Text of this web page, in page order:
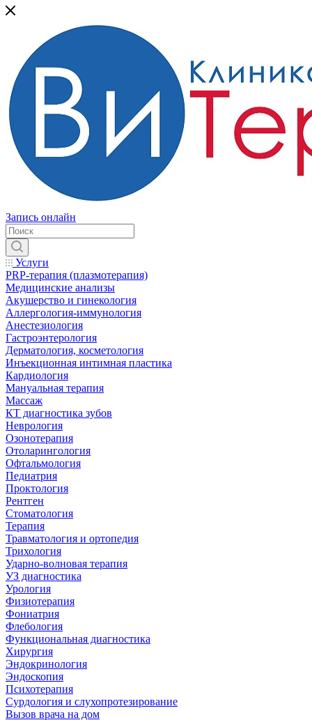
Запись онлайн
Услуги
PRP-терапия (плазмотерапия)
Медицинские анализы
Акушерство и гинекология
Аллергология-иммунология
Анестезиология
Гастроэнтерология
Дерматология, косметология
Инъекционная интимная пластика
Кардиология
Мануальная терапия
Массаж
КТ диагностика зубов
Неврология
Озонотерапия
Отоларингология
Офтальмология
Педиатрия
Проктология
Рентген
Стоматология
Терапия
Травматология и ортопедия
Трихология
Ударно-волновая терапия
УЗ диагностика
Урология
Физиотерапия
Фониатрия
Флебология
Функциональная диагностика
Хирургия
Эндокринология
Эндоскопия
Психотерапия
Сурдология и слухопротезирование
Вызов врача на дом